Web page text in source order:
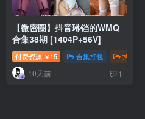
【微密圈】抖音琳铛的WMQ
合集38期 [1404P+56V]
付费资源 ￥ 15 合集打包 抖音微密
10天前 1